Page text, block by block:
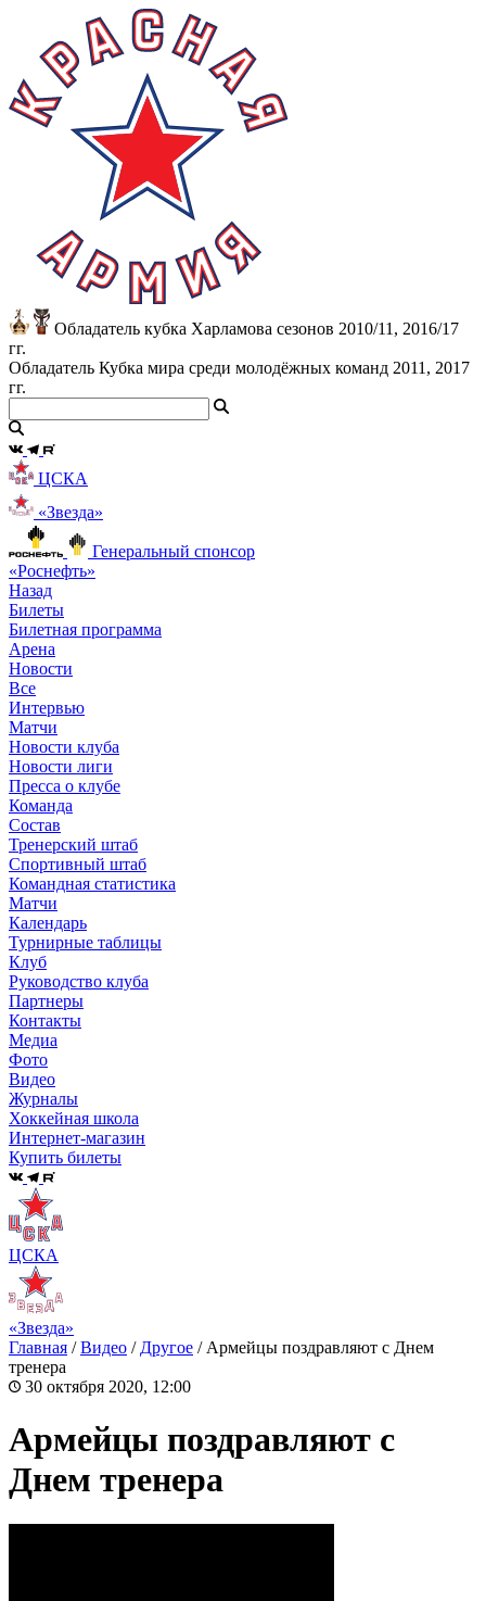
Обладатель кубка Харламова сезонов 2010/11, 2016/17
гг.
Обладатель Кубка мира среди молодёжных команд 2011, 2017
гг.
ЦСКА
«Звезда»
Генеральный спонсор
«Роснефть»
Назад
Билеты
Билетная программа
Арена
Новости
Все
Интервью
Матчи
Новости клуба
Новости лиги
Пресса о клубе
Команда
Состав
Тренерский штаб
Спортивный штаб
Командная статистика
Матчи
Календарь
Турнирные таблицы
Клуб
Руководство клуба
Партнеры
Контакты
Медиа
Фото
Видео
Журналы
Хоккейная школа
Интернет-магазин
Купить билеты
ЦСКА
«Звезда»
Главная /Видео / Другое / Армейцы поздравляют с Днем
тренера
30 октября 2020, 12:00
Армейцы поздравляют с
Днем тренера